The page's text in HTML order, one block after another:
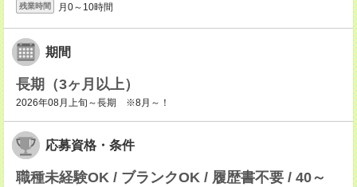
残業時間 月0～10時間
期間
長期（3ヶ月以上）
2026年08月上旬～長期 ※8月～！
応募資格・条件
職種未経験OK / ブランクOK / 履歴書不要 / 40～